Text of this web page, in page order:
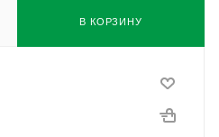
В КОРЗИНУ